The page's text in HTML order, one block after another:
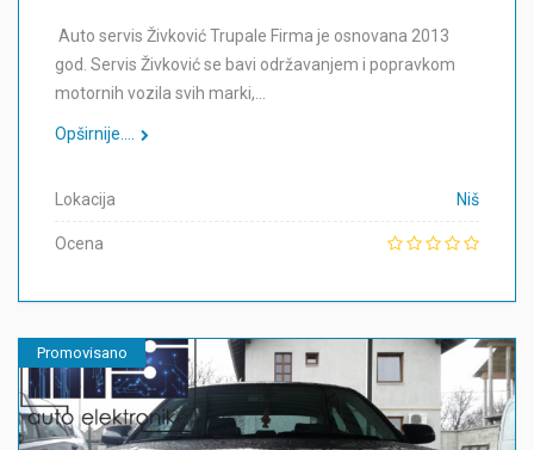
Auto servis Živković Trupale Firma je osnovana 2013
god. Servis Živković se bavi održavanjem i popravkom
motornih vozila svih marki,…
Opširnije....
Lokacija Niš
Ocena
Promovisano